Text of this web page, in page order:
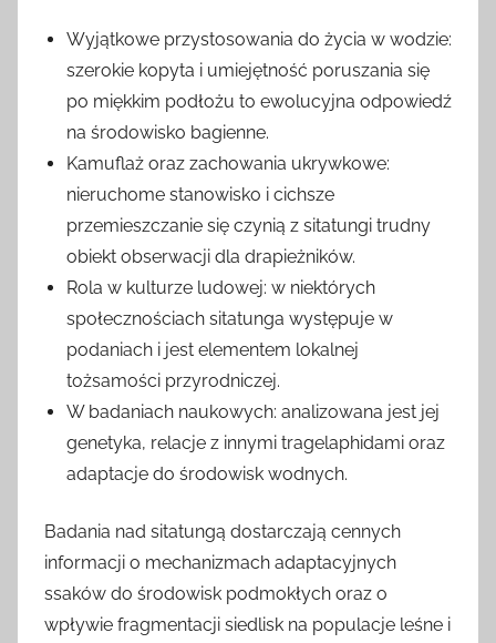
Wyjątkowe przystosowania do życia w wodzie:
szerokie kopyta i umiejętność poruszania się
po miękkim podłożu to ewolucyjna odpowiedź
na środowisko bagienne.
Kamuflaż oraz zachowania ukrywkowe:
nieruchome stanowisko i cichsze
przemieszczanie się czynią z sitatungi trudny
obiekt obserwacji dla drapieżników.
Rola w kulturze ludowej: w niektórych
społecznościach sitatunga występuje w
podaniach i jest elementem lokalnej
tożsamości przyrodniczej.
W badaniach naukowych: analizowana jest jej
genetyka, relacje z innymi tragelaphidami oraz
adaptacje do środowisk wodnych.
Badania nad sitatungą dostarczają cennych
informacji o mechanizmach adaptacyjnych
ssaków do środowisk podmokłych oraz o
wpływie fragmentacji siedlisk na populacje leśne i